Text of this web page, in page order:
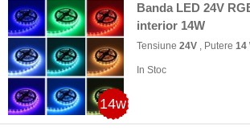
14w
Banda LED 24V
interior 14W
Tensiune 24V , Putere 14
In Stoc